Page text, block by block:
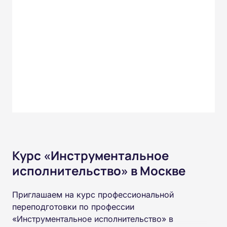
Курс «Инструментальное
исполнительство» в Москве
Приглашаем на курс профессиональной
переподготовки по профессии
«Инструментальное исполнительство» в